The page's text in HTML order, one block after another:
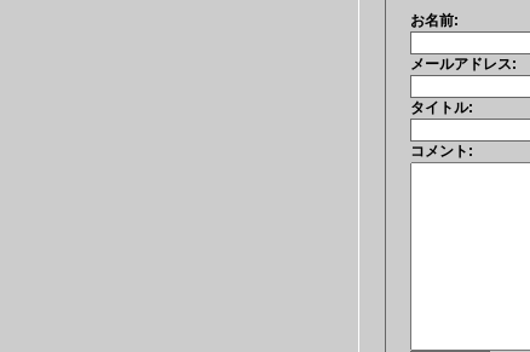
お名前:
メールアドレス:
タイトル:
コメント: